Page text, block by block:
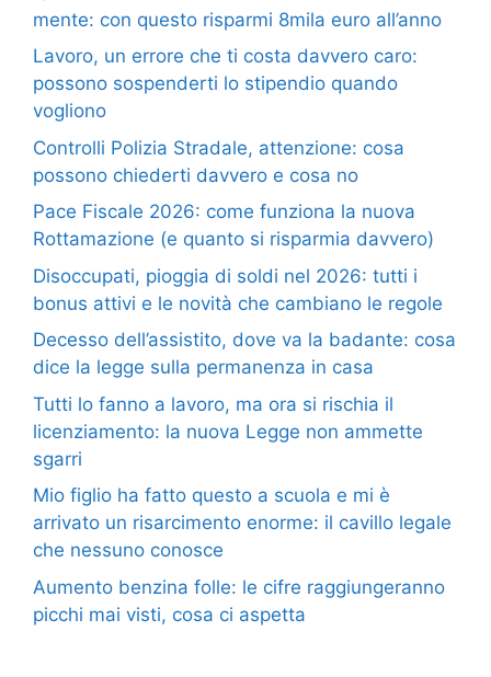
mente: con questo risparmi 8mila euro all’anno
Lavoro, un errore che ti costa davvero caro:
possono sospenderti lo stipendio quando
vogliono
Controlli Polizia Stradale, attenzione: cosa
possono chiederti davvero e cosa no
Pace Fiscale 2026: come funziona la nuova
Rottamazione (e quanto si risparmia davvero)
Disoccupati, pioggia di soldi nel 2026: tutti i
bonus attivi e le novità che cambiano le regole
Decesso dell’assistito, dove va la badante: cosa
dice la legge sulla permanenza in casa
Tutti lo fanno a lavoro, ma ora si rischia il
licenziamento: la nuova Legge non ammette
sgarri
Mio figlio ha fatto questo a scuola e mi è
arrivato un risarcimento enorme: il cavillo legale
che nessuno conosce
Aumento benzina folle: le cifre raggiungeranno
picchi mai visti, cosa ci aspetta